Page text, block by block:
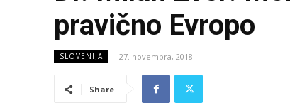
pravično Evropo
SLOVENIJA 27. novembra, 2018
Share